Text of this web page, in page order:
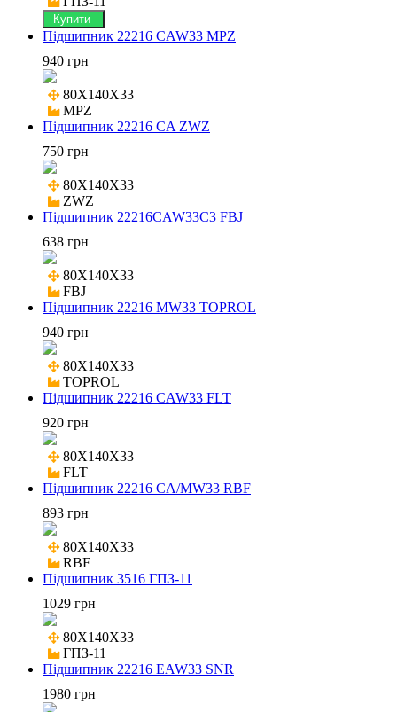
Купити
Підшипник 22216 CAW33 MPZ
940 грн
80X140X33
MPZ
Підшипник 22216 CA ZWZ
750 грн
80X140X33
ZWZ
Підшипник 22216CAW33C3 FBJ
638 грн
80X140X33
FBJ
Підшипник 22216 MW33 TOPROL
940 грн
80X140X33
TOPROL
Підшипник 22216 CAW33 FLT
920 грн
80X140X33
FLT
Підшипник 22216 CA/MW33 RBF
893 грн
80X140X33
RBF
Підшипник 3516 ГПЗ-11
1029 грн
80X140X33
ГПЗ-11
Підшипник 22216 EAW33 SNR
1980 грн